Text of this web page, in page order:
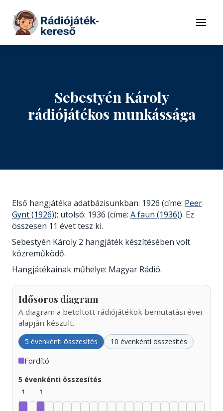
Tovább a tartalomhoz
Menü
Sebestyén Károly
rádiójátékos munkássága
Első hangjátéka adatbázisunkban: 1926 (címe: Peer
Gynt (1926)); utolsó: 1936 (címe: A faun (1936)). Ez
összesen 11 évet tesz ki.
Sebestyén Károly 2 hangjáték készítésében volt
közreműködő.
Hangjátékainak műhelye: Magyar Rádió.
Idősoros diagram
A diagram a betöltött rádiójátékok bemutatási évei
alapján készült.
5 évenkénti összesítés 10 évenkénti összesítés
Fordító
5 évenkénti összesítés
1 1